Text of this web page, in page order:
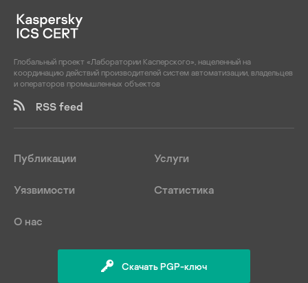
Глобальный проект «Лаборатории Касперского», нацеленный на
координацию действий производителей систем автоматизации, владельцев
и операторов промышленных объектов
RSS feed
Публикации Услуги
Уязвимости Статистика
О нас
Скачать PGP-ключ